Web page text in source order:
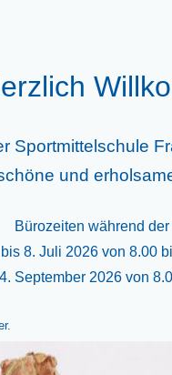
Sportmittelschule
und
Bürozeiten während
8. Juli 2026 von 8.00
September 2026 von